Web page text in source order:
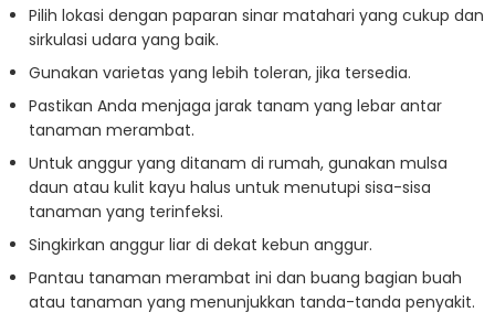
Pilih lokasi dengan paparan sinar matahari yang cukup dan
sirkulasi udara yang baik.
Gunakan varietas yang lebih toleran, jika tersedia.
Pastikan Anda menjaga jarak tanam yang lebar antar
tanaman merambat.
Untuk anggur yang ditanam di rumah, gunakan mulsa
daun atau kulit kayu halus untuk menutupi sisa-sisa
tanaman yang terinfeksi.
Singkirkan anggur liar di dekat kebun anggur.
Pantau tanaman merambat ini dan buang bagian buah
atau tanaman yang menunjukkan tanda-tanda penyakit.